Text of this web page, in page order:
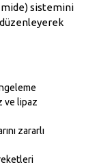
mide) sistemini
ve lipaz
zararlı